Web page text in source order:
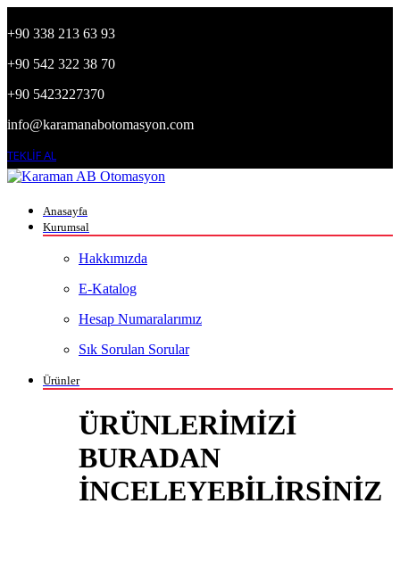
+90 338 213 63 93
+90 542 322 38 70
+90 5423227370
info@karamanabotomasyon.com
TEKLİF AL
Anasayfa
Kurumsal
Hakkımızda
E-Katalog
Hesap Numaralarımız
Sık Sorulan Sorular
Ürünler
ÜRÜNLERİMİZİ
BURADAN
İNCELEYEBİLİRSİNİZ